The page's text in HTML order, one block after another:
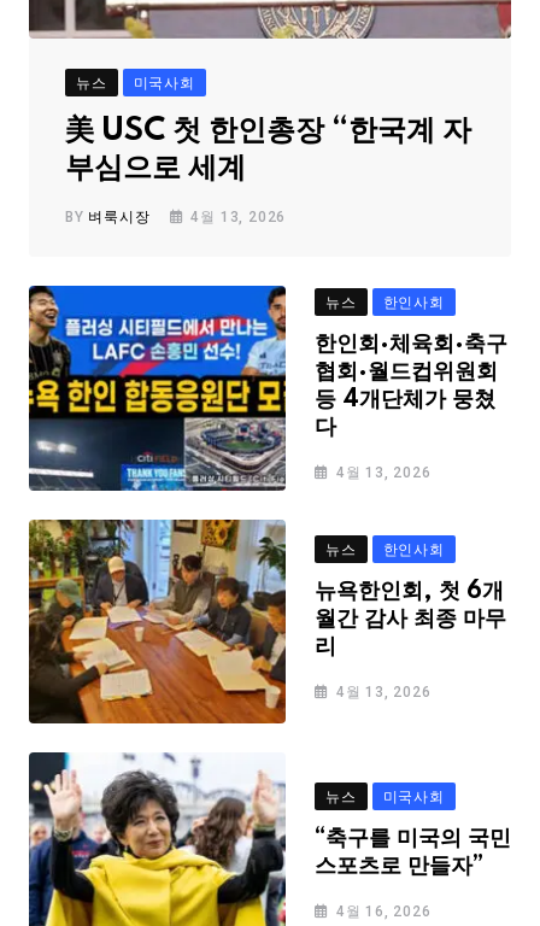
뉴스 미국사회
美 USC 첫 한인총장 “한국계 자
부심으로 세계
BY 벼룩시장 4월 13, 2026
뉴스 한인사회
한인회·체육회·축구
협회·월드컵위원회
등 4개단체가 뭉쳤
다
4월 13, 2026
뉴스 한인사회
뉴욕한인회, 첫 6개
월간 감사 최종 마무
리
4월 13, 2026
뉴스 미국사회
“축구를 미국의 국민
스포츠로 만들자”
4월 16, 2026